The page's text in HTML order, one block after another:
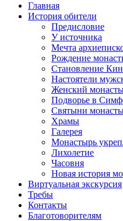
Главная
История обители
Предисловие
У источника
Мечта
Рождение
Становление
Настоятели
Женский
Подворье в
Святыни
Храмы
Галерея
Монастырь
Лихолетие
Часовня
Новая история
Виртуальная экскурсия
Требы
Контакты
Благотоворителям